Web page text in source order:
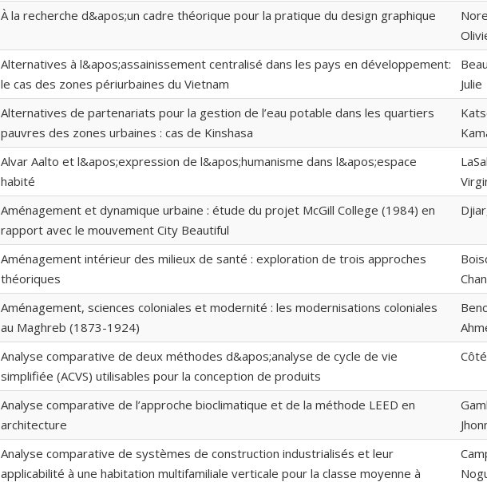
À la recherche d&apos;un cadre théorique pour la pratique du design graphique
Alternatives à l&apos;assainissement centralisé dans les pays en développement:
le cas des zones périurbaines du Vietnam
Julie
Alternatives de partenariats pour la gestion de l’eau potable dans les quartiers
pauvres des zones urbaines : cas de Kinshasa
Alvar Aalto et l&apos;expression de l&apos;humanisme dans l&apos;espace
habité
Aménagement et dynamique urbaine : étude du projet McGill College (1984) en
rapport avec le mouvement City Beautiful
Aménagement intérieur des milieux de santé : exploration de trois approches
théoriques
Aménagement, sciences coloniales et modernité : les modernisations coloniales
au Maghreb (1873-1924)
Analyse comparative de deux méthodes d&apos;analyse de cycle de vie
simplifiée (ACVS) utilisables pour la conception de produits
Analyse comparative de l’approche bioclimatique et de la méthode LEED en
architecture
Analyse comparative de systèmes de construction industrialisés et leur
applicabilité à une habitation multifamiliale verticale pour la classe moyenne à